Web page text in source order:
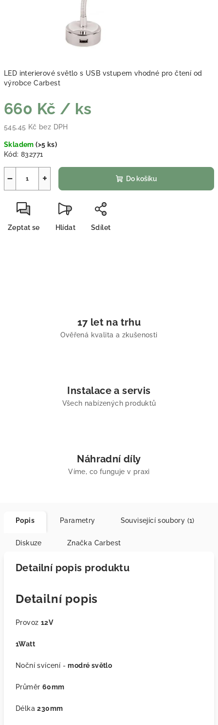
LED interierové světlo s USB vstupem vhodné pro čtení od
výrobce Carbest
660 Kč / ks
545,45 Kč bez DPH
Skladem(>5 ks)
Kód: 832771
+
− Do košíku
Zeptat se Hlídat Sdílet
17 let na trhu
Ověřená kvalita a zkušenosti
Instalace a servis
Všech nabízených produktů
Náhradní díly
Víme, co funguje v praxi
Popis Parametry Související soubory (1)
Diskuze Značka Carbest
Detailní popis produktu
Detailní popis
Provoz 12V
1Watt
Noční svícení -modré světlo
Průměr 60mm
Délka230mm